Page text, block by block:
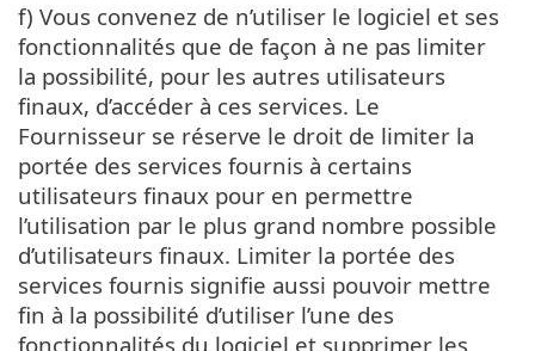
f) Vous convenez de n’utiliser le logiciel et ses
fonctionnalités que de façon à ne pas limiter
la possibilité, pour les autres utilisateurs
finaux, d’accéder à ces services. Le
Fournisseur se réserve le droit de limiter la
portée des services fournis à certains
utilisateurs finaux pour en permettre
l’utilisation par le plus grand nombre possible
d’utilisateurs finaux. Limiter la portée des
services fournis signifie aussi pouvoir mettre
fin à la possibilité d’utiliser l’une des
fonctionnalités du logiciel et supprimer les